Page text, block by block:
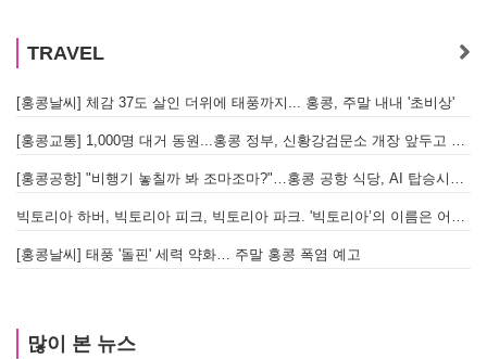
TRAVEL
[홍콩날씨] 체감 37도 살인 더위에 태풍까지... 홍콩, 주말 내내 '초비상'
[홍콩날씨] 태풍 '돌핀' 세력 약화… 주말 홍콩 폭염 예고
많이 본 뉴스